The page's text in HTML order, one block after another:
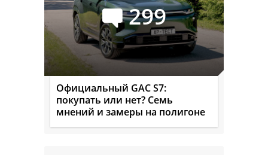
299
Официальный GAC S7:
покупать или нет? Семь
мнений и замеры на полигоне